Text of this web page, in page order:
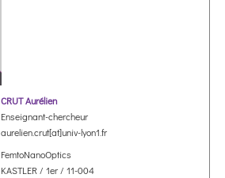
CRUT Aurélien
Enseignant-chercheur
aurelien.crut[at]univ-lyon1.fr
FemtoNanoOptics
KASTLER / 1er / 11-004